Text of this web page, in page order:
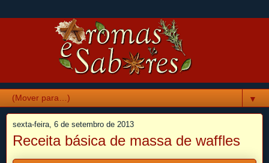
▼
sexta-feira, 6 de setembro de 2013
Receita básica de massa de waffles